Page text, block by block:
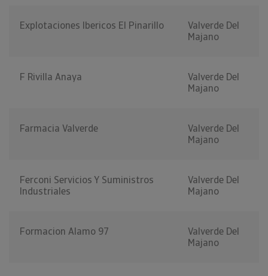
Explotaciones Ibericos El Pinarillo
Valverde Del
Majano
F Rivilla Anaya
Valverde Del
Majano
Farmacia Valverde
Valverde Del
Majano
Ferconi Servicios Y Suministros
Industriales
Valverde Del
Majano
Formacion Alamo 97
Valverde Del
Majano